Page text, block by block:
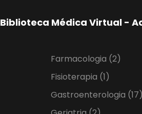
Biblioteca Médica Virtual -
Farmacologia (2)
Fisioterapia (1)
Gastroenterologia (17)